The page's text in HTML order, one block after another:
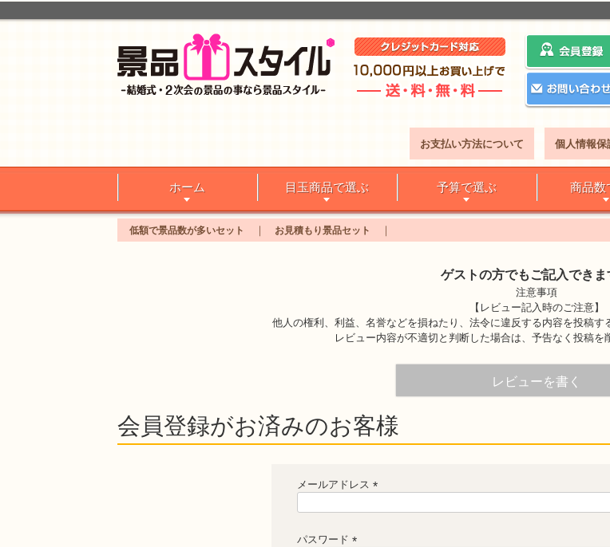
お支払い方法について 個人情報保
ホーム 目玉商品で選ぶ 予算で選ぶ 商品数
低額で景品数が多いセット お見積もり景品セット
ゲストの方でもご記入できま
注意事項
【レビュー記入時のご注意】
他人の権利、利益、名誉などを損ねたり、法令に違反する内容を投稿す
レビュー内容が不適切と判断した場合は、予告なく投稿を
レビューを書く
会員登録がお済みのお客様
メールアドレス
パスワード